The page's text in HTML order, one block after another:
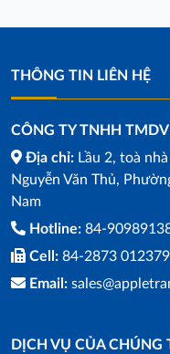
THÔNG TIN LIÊN HỆ
CÔNG TY TNHH
Địa chỉ: Lầu 2, toà
Nguyễn Văn Thủ,
Nam
Hotline: 84-
Cell: 84-2873 012379
Email:
DỊCH VỤ CỦA CHÚNG